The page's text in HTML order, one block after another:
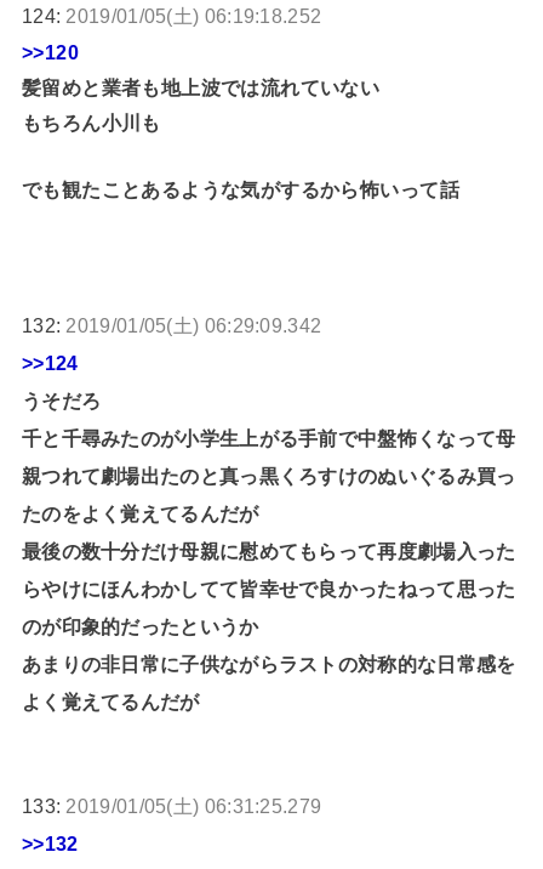
124: 2019/01/05(土) 06:19:18.252
>>120
髪留めと業者も地上波では流れていない
もちろん小川も
でも観たことあるような気がするから怖いって話
132: 2019/01/05(土) 06:29:09.342
>>124
うそだろ
千と千尋みたのが小学生上がる手前で中盤怖くなって母
親つれて劇場出たのと真っ黒くろすけのぬいぐるみ買っ
たのをよく覚えてるんだが
最後の数十分だけ母親に慰めてもらって再度劇場入った
らやけにほんわかしてて皆幸せで良かったねって思った
のが印象的だったというか
あまりの非日常に子供ながらラストの対称的な日常感を
よく覚えてるんだが
133: 2019/01/05(土) 06:31:25.279
>>132